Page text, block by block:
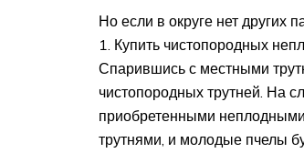
Но если в округе нет других
1. Купить чистопородных
Спарившись с местными
чистопородных трутней. На
приобретенными
трутнями, и молодые пчелы